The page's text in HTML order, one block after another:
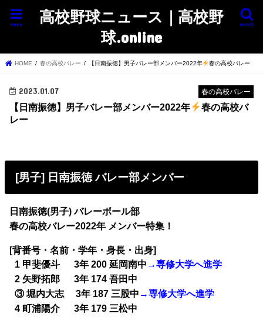
高校野球ニュース｜高校野
球.online
search
menu
HOME 春の高校バレー 【日南振徳】男子バレー部メンバー2022年 春の高校バレー
春の高校バレー
2023.01.07
【日南振徳】男子バレー部メンバー2022年
春の高校バ
レー
[男子] 日南振徳 バレー部メンバー
日南振徳(男子) バレーボール部
春の高校バレー2022年 メンバー特集！
[背番号・名前・学年・身長・出身]
1 甲斐優斗 3年 200 延岡南中 →専修大学へ進学
02 矢野拓郎 3年 174 吾田中
0③ 堀内大志 3年 187 三股中 →専修大学へ進学
04 町浦陽介 3年 179 三松中